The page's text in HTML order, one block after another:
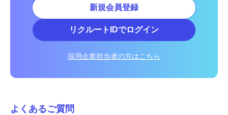
新規会員登録
リクルートIDでログイン
採用企業担当者の方はこちら
よくあるご質問